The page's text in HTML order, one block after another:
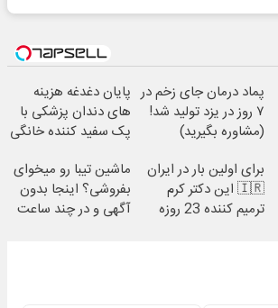
پماد درمان جای زخم در
۷ روز در یزد تولید شد!
(مشاوره بگیرید)
پایان دغدغه هزینه
های دندان پزشکی با
پک سفید کننده خانگی
برای اولین بار در ایران
🇮🇷 این دکتر کرم
ترمیم کننده 23 روزه
ماشین تیبا رو میخوای
بفروشی؟ اینجا بدون
آگهی و در چند ساعت